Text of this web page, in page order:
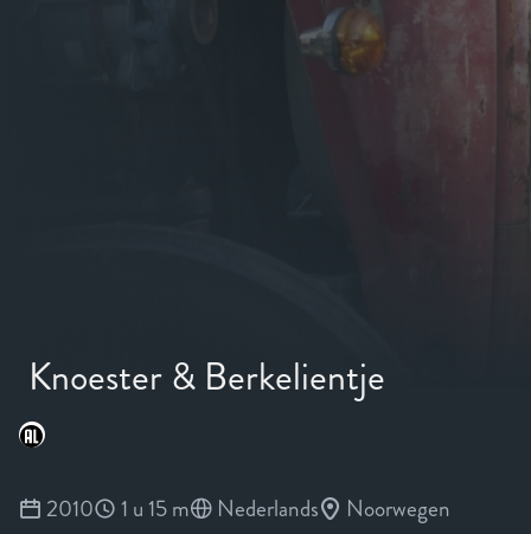
Knoester & Berkelientje
2010 1 u 15 m Nederlands Noorwegen